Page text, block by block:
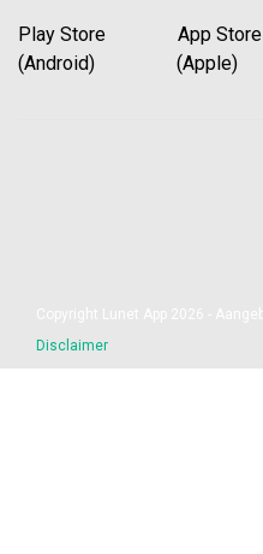
Play Store App Store
(Android) (Apple)
Disclaimer